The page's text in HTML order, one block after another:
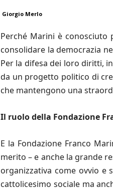
Giorgio Merlo
Perché Marini è
consolidare la democrazia
Per la difesa dei loro diritti,
da un progetto politico di
che mantengono una
Il ruolo della Fondazione
E la Fondazione Franco
merito – e anche la grande
organizzativa come ovvio
cattolicesimo sociale ma